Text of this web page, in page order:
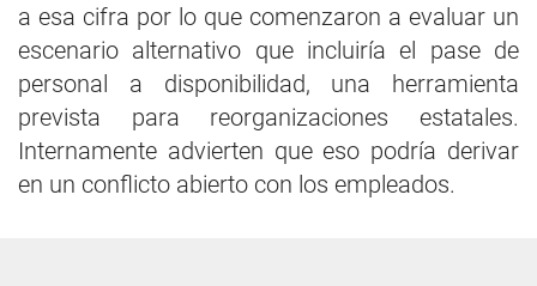
a esa cifra por lo que comenzaron a evaluar un
escenario alternativo que incluiría el pase de
personal a disponibilidad, una herramienta
prevista para reorganizaciones estatales.
Internamente advierten que eso podría derivar
en un conflicto abierto con los empleados.